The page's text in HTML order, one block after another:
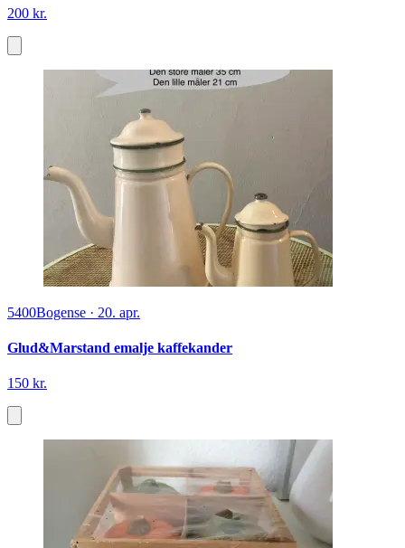
200 kr.
5400Bogense · 20. apr.
Glud&Marstand emalje kaffekander
150 kr.